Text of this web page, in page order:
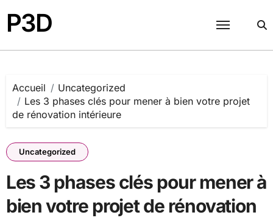
contenu
P3D
Accueil
Uncategorized
Les 3 phases clés pour mener à bien votre projet
de rénovation intérieure
Uncategorized
Les 3 phases clés pour mener à
bien votre projet de rénovation